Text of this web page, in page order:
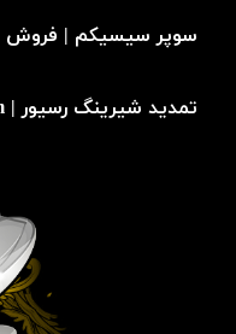
سوپر سیسیکم | فروش
تمدید شیرینگ رسیور | cccam